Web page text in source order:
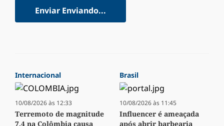
Enviar Enviando...
Internacional
10/08/2026 às 12:33
Terremoto de magnitude
7,4 na Colômbia causa
Brasil
10/08/2026 às 11:45
Influencer é ameaçada
após abrir barbearia